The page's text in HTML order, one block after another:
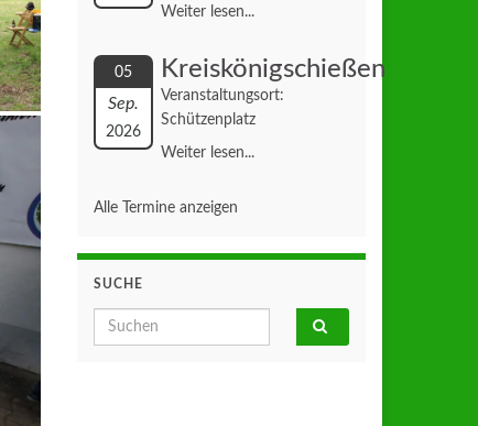
Weiter lesen...
05
Sep.
2026
Kreiskönigschießen
Veranstaltungsort:
Schützenplatz
Weiter lesen...
Alle Termine anzeigen
SUCHE
Search for: